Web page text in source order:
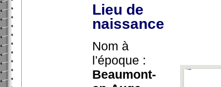
Lieu de
naissance
Nom à
l'époque :
Beaumont-